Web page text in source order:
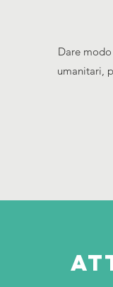
Dare
umanitari,